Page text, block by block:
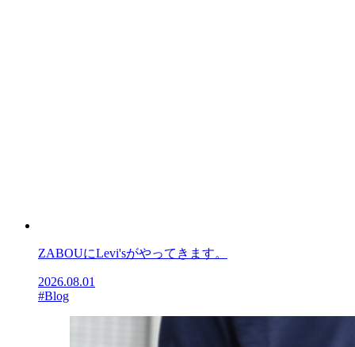
ZABOUにLevi'sがやってきます。
2026.08.01
#Blog